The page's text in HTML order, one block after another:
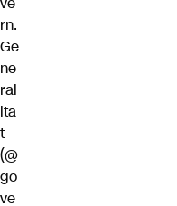
rn.
Ge
ne
ral
ita
t
(@
go
ve